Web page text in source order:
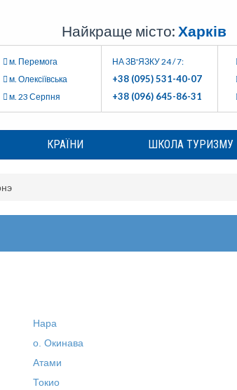
Найкраще місто: Харків
м. Перемога
м. Олексіївська
м. 23 Серпня
НА ЗВ'ЯЗКУ 24 / 7:
+38 (095) 531-40-07
+38 (096) 645-86-31
КРАЇНИ ШКОЛА ТУРИЗМУ
Нара
о. Окинава
Атами
Токио